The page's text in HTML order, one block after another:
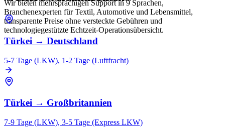
Wir bieten mehrsprachigen Support in 9 Sprachen,
Branchenexperten für Textil, Automotive und Lebensmittel,
transparente Preise ohne versteckte Gebühren und
technologiegestützte Echtzeit-Operationsübersicht.
Türkei → Deutschland
5-7 Tage (LKW), 1-2 Tage (Luftfracht)
Türkei → Großbritannien
7-9 Tage (LKW), 3-5 Tage (Express LKW)